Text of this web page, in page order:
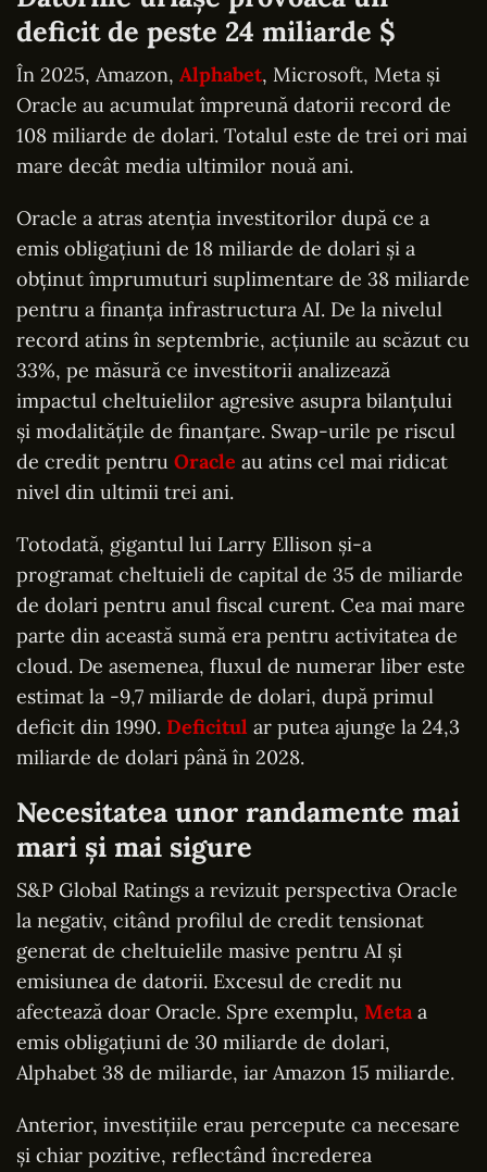
deficit de peste 24 miliarde $
În 2025, Amazon, Alphabet, Microsoft, Meta și
Oracle au acumulat împreună datorii record de
108 miliarde de dolari. Totalul este de trei ori mai
mare decât media ultimilor nouă ani.
Oracle a atras atenția investitorilor după ce a
emis obligațiuni de 18 miliarde de dolari și a
obținut împrumuturi suplimentare de 38 miliarde
pentru a finanța infrastructura AI. De la nivelul
record atins în septembrie, acțiunile au scăzut cu
33%, pe măsură ce investitorii analizează
impactul cheltuielilor agresive asupra bilanțului
și modalitățile de finanțare. Swap-urile pe riscul
de credit pentru Oracle au atins cel mai ridicat
nivel din ultimii trei ani.
Totodată, gigantul lui Larry Ellison și-a
programat cheltuieli de capital de 35 de miliarde
de dolari pentru anul fiscal curent. Cea mai mare
parte din această sumă era pentru activitatea de
cloud. De asemenea, fluxul de numerar liber este
estimat la -9,7 miliarde de dolari, după primul
deficit din 1990. Deficitul ar putea ajunge la 24,3
miliarde de dolari până în 2028.
Necesitatea unor randamente mai
mari și mai sigure
S&P Global Ratings a revizuit perspectiva Oracle
la negativ, citând profilul de credit tensionat
generat de cheltuielile masive pentru AI și
emisiunea de datorii. Excesul de credit nu
afectează doar Oracle. Spre exemplu, Metaa
emis obligațiuni de 30 miliarde de dolari,
Alphabet 38 de miliarde, iar Amazon 15 miliarde.
Anterior, investițiile erau percepute ca necesare
și chiar pozitive, reflectând încrederea